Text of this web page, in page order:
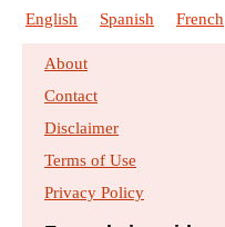
English Spanish French
About
Contact
Disclaimer
Terms of Use
Privacy Policy